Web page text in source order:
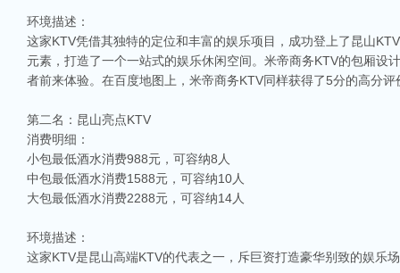
环境描述：
这家KTV凭借其独特的定位和丰富的娱乐项目，成功登上了昆山
元素，打造了一个一站式的娱乐休闲空间。米帝商务KTV的包厢
者前来体验。在百度地图上，米帝商务KTV同样获得了5分的高分评
第二名：昆山亮点KTV
消费明细：
小包最低酒水消费988元，可容纳8人
中包最低酒水消费1588元，可容纳10人
大包最低酒水消费2288元，可容纳14人
环境描述：
这家KTV是昆山高端KTV的代表之一，斥巨资打造豪华别致的娱乐